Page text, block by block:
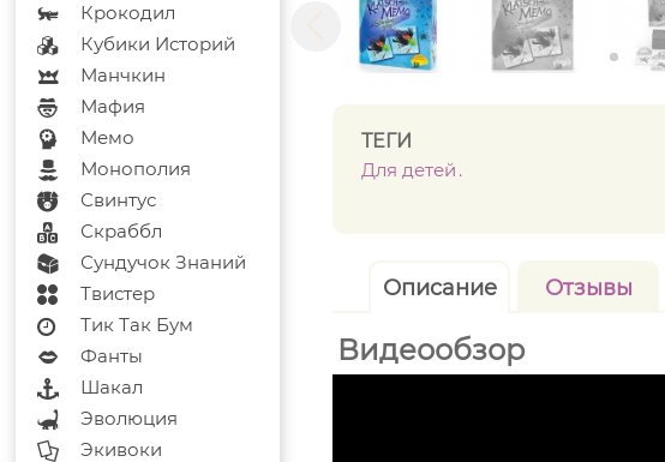
Крокодил
Кубики Историй
Манчкин
Мафия
Мемо
Монополия
Свинтус
Скраббл
Сундучок Знаний
Твистер
Тик Так Бум
Фанты
Шакал
Эволюция
Экивоки
ТЕГИ
Для детей
Описание Отзывы
Видеообзор